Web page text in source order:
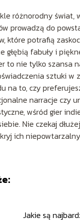
różnorodny świat,
prowadzą do
które potrafią
głębią fabuły i
to nie tylko szansa
sztuki w
na to, czy
narracje czy
wśród gier
Nie czekaj
ich
Jakie są